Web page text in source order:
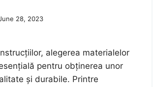
28, 2023
alegerea materialelor
pentru obținerea unor
și durabile. Printre